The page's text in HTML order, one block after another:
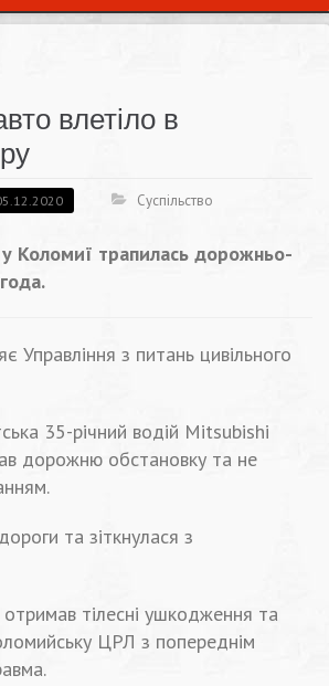
влетіло в
Суспільство
Коломиї трапилась дорожньо-
Управління з питань цивільного
35-річний водій Мitsubishi
дорожню обстановку та не
та зіткнулася з
тілесні ушкодження та
ЦРЛ з попереднім